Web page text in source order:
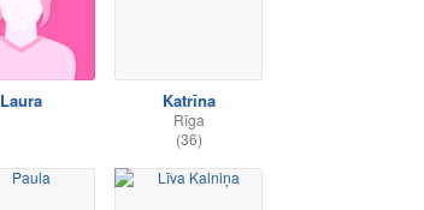
Laura Katrīna
Rīga
(36)